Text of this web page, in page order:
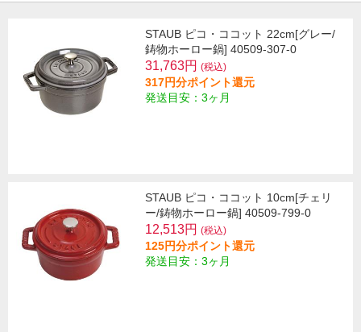
STAUB ピコ・ココット 22cm[グレー/
鋳物ホーロー鍋] 40509-307-0
31,763円 (税込)
317円分ポイント還元
発送目安：3ヶ月
STAUB ピコ・ココット 10cm[チェリ
ー/鋳物ホーロー鍋] 40509-799-0
12,513円 (税込)
125円分ポイント還元
発送目安：3ヶ月